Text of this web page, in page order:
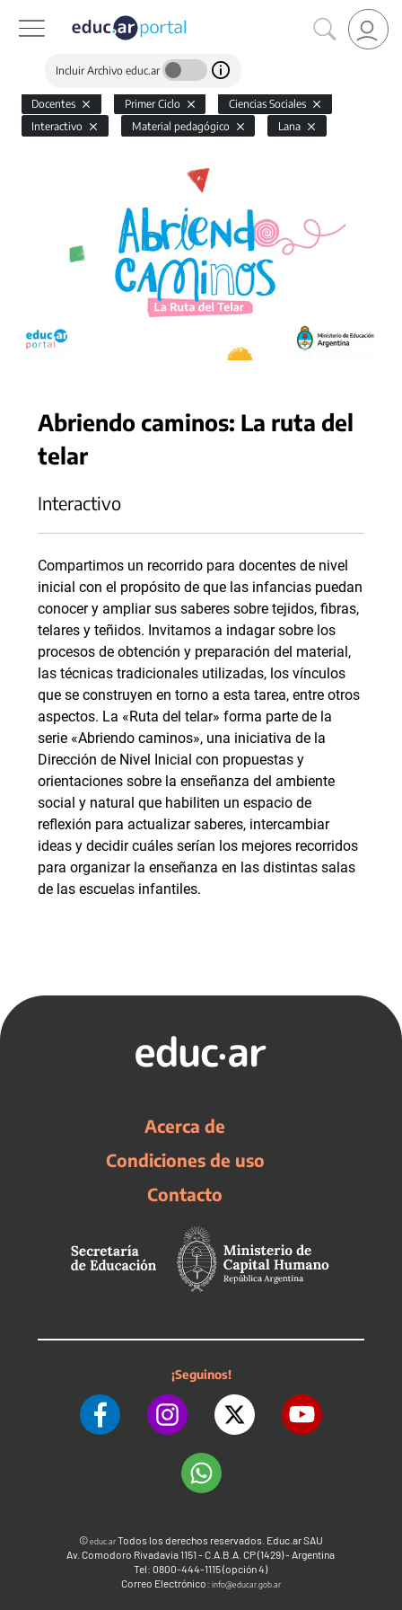
Incluir Archivo educ.ar
Docentes Primer Ciclo
Ciencias Sociales
Interactivo
Material pedagógico Lana
Abriendo caminos: La ruta del
telar
Interactivo
Compartimos un recorrido para docentes de nivel
inicial con el propósito de que las infancias puedan
conocer y ampliar sus saberes sobre tejidos, fibras,
telares y teñidos. Invitamos a indagar sobre los
procesos de obtención y preparación del material,
las técnicas tradicionales utilizadas, los vínculos
que se construyen en torno a esta tarea, entre otros
aspectos. La «Ruta del telar» forma parte de la
serie «Abriendo caminos», una iniciativa de la
Dirección de Nivel Inicial con propuestas y
orientaciones sobre la enseñanza del ambiente
social y natural que habiliten un espacio de
reflexión para actualizar saberes, intercambiar
ideas y decidir cuáles serían los mejores recorridos
para organizar la enseñanza en las distintas salas
de las escuelas infantiles.
Acerca de
Condiciones de uso
Contacto
¡Seguinos!
©educ.arTodos los derechos reservados. Educ.ar SAU
Av. Comodoro Rivadavia 1151 - C.A.B.A. CP (1429) - Argentina
Tel: 0800-444-1115 (opción 4)
Correo Electrónico: info@educar.gob.ar